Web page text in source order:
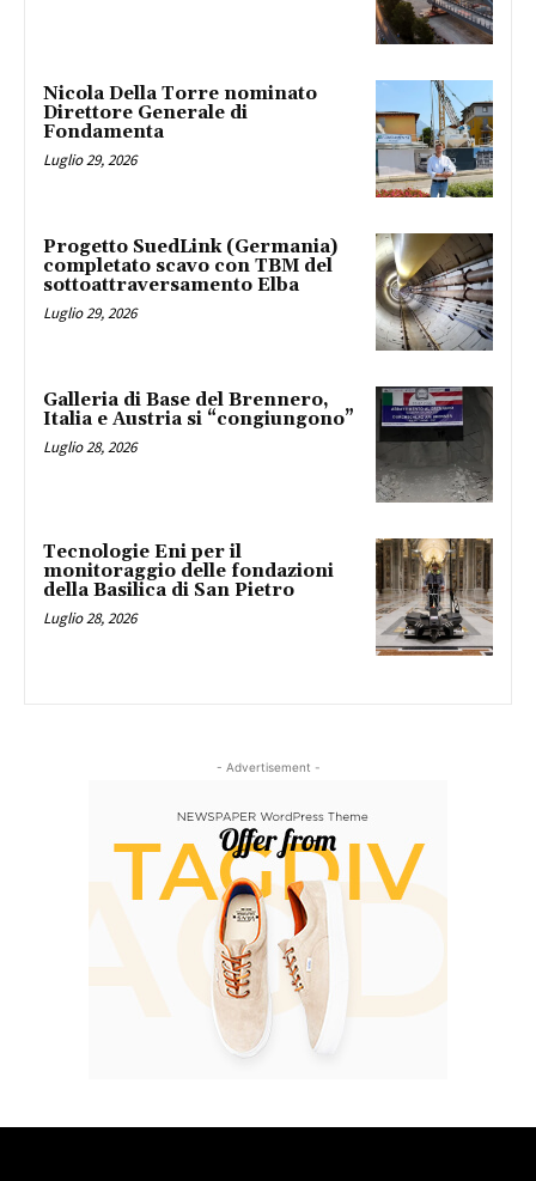
Nicola Della Torre nominato
Direttore Generale di
Fondamenta
Luglio 29, 2026
Progetto SuedLink (Germania)
completato scavo con TBM del
sottoattraversamento Elba
Luglio 29, 2026
Galleria di Base del Brennero,
Italia e Austria si “congiungono”
Luglio 28, 2026
Tecnologie Eni per il
monitoraggio delle fondazioni
della Basilica di San Pietro
Luglio 28, 2026
- Advertisement -